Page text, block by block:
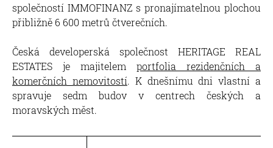
společností IMMOFINANZ s pronajímatelnou plochou
přibližně 6 600 metrů čtverečních.
Česká developerská společnost HERITAGE REAL
ESTATES je majitelem portfolia rezidenčních a
komerčních nemovitostí. K dnešnímu dni vlastní a
spravuje sedm budov v centrech českých a
moravských měst.